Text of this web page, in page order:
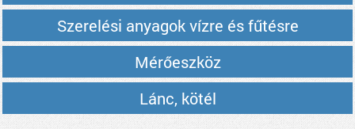
Szerelési anyagok vízre és fűtésre
Mérőeszköz
Lánc, kötél